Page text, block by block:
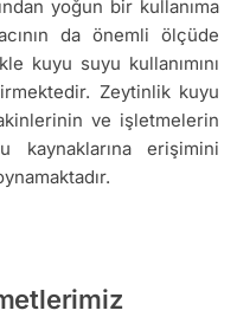
yoğun bir kullanıma
da önemli ölçüde
kuyu suyu kullanımını
Zeytinlik kuyu
ve işletmelerin
kaynaklarına erişimini